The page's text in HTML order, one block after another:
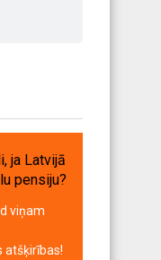
ja Latvijā
pensiju?
viņam
atšķirības!